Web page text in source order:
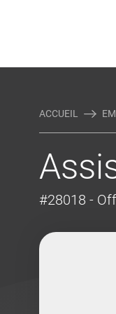
ACCUEIL
#28018 -